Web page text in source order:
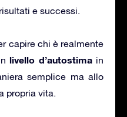
e successi.
capire chi è realmente
livello d’autostimain
semplice ma allo
propria vita.